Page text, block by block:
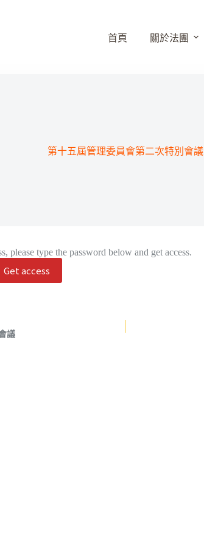
首頁 關於法團
第十五屆管理委員會第二次特別會議
please type the password below and get access.
議